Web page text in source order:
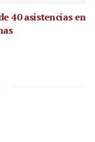
40 asistencias en